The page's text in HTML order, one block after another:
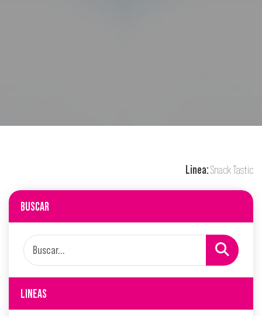
Linea:Snack Tastic
BUSCAR
LINEAS